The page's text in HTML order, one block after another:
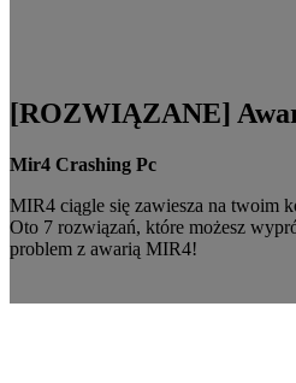
[ROZWIĄZANE]
Mir4 Crashing Pc
MIR4 ciągle się zawiesza na twoim
Oto 7 rozwiązań, które możesz
problem z awarią MIR4!